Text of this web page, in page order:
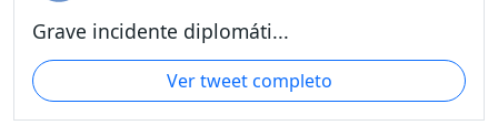
Grave incidente diplomáti...
Ver tweet completo